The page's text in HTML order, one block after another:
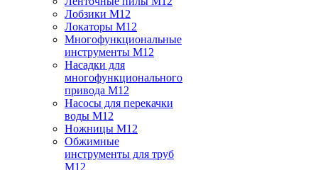
Лобзики M12
Локаторы M12
Многофункциональные
инструменты M12
Насадки для
многофункционального
привода M12
Насосы для перекачки
воды M12
Ножницы M12
Обжимные
инструменты для труб
M12